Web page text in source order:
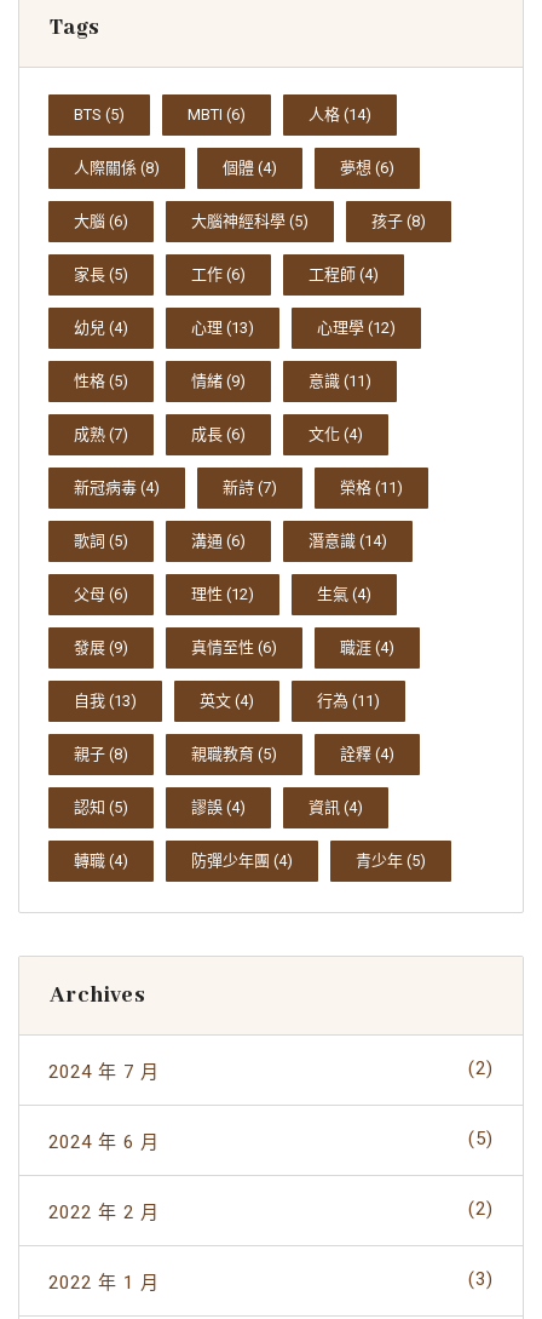
Tags
BTS (5) MBTI (6) 人格 (14)
人際關係 (8) 個體 (4) 夢想 (6)
大腦 (6) 大腦神經科學 (5) 孩子 (8)
家長 (5) 工作 (6) 工程師 (4)
幼兒 (4) 心理 (13) 心理學 (12)
性格 (5) 情緒 (9) 意識 (11)
成熟 (7) 成長 (6) 文化 (4)
新冠病毒 (4) 新詩 (7) 榮格 (11)
歌詞 (5) 溝通 (6) 潛意識 (14)
父母 (6) 理性 (12) 生氣 (4)
發展 (9) 真情至性 (6) 職涯 (4)
自我 (13) 英文 (4) 行為 (11)
親子 (8) 親職教育 (5) 詮釋 (4)
認知 (5) 謬誤 (4) 資訊 (4)
轉職 (4) 防彈少年團 (4) 青少年 (5)
Archives
2024 年 7 月 (2)
2024 年 6 月 (5)
2022 年 2 月 (2)
2022 年 1 月 (3)